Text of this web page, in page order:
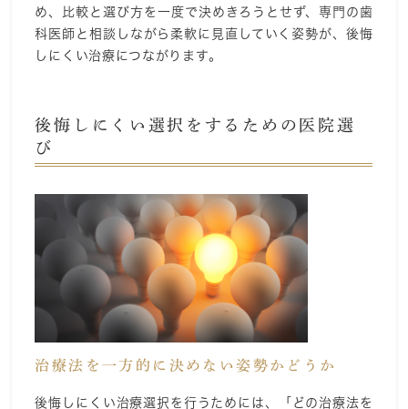
め、比較と選び方を一度で決めきろうとせず、専門の歯
科医師と相談しながら柔軟に見直していく姿勢が、後悔
しにくい治療につながります。
後悔しにくい選択をするための医院選
び
治療法を一方的に決めない姿勢かどうか
後悔しにくい治療選択を行うためには、「どの治療法を